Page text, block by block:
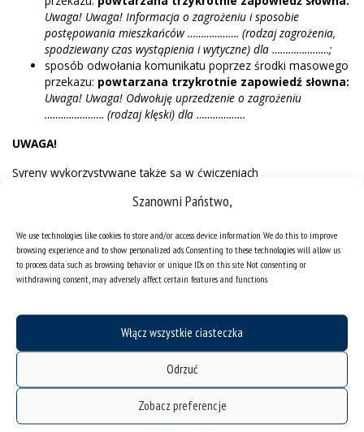
Szanowni Państwo,
We use technologies like cookies to store and/or access device information. We do this to improve
browsing experience and to show personalized ads. Consenting to these technologies will allow us
to process data such as browsing behavior or unique IDs on this site. Not consenting or
withdrawing consent, may adversely affect certain features and functions.
Włącz wszystkie ciasteczka
Odrzuć
Zobacz preferencje
Uwaga! Uwaga! Informacja o zagrożeniu i sposobie
postępowania mieszkańców ………………. (rodzaj zagrożenia,
spodziewany czas wystąpienia i wytyczne) dla …………………;
sposób odwołania komunikatu poprzez środki masowego
przekazu: powtarzana trzykrotnie zapowiedź słowna:
Uwaga! Uwaga! Odwołuję uprzedzenie o zagrożeniu
…………………. (rodzaj klęski) dla ………………
UWAGA!
Syreny wykorzystywane także są w ćwiczeniach
ćwiczeniu przekazywana jest przez wojewodów do mediów co
Właściwe zachowanie się wobec ataku
powietrznego:
sygnał.
Włącz radio lub telewizję.
Zabezpiecz mieszkanie, stanowisko pracy.
Odejdź od okna – okno działa jak mini bomba: szkło
rozpryskuje się jak ostrza. Okno to najniebezpieczniejsze
miejsce. Odejdź jak najdalej. Najlepiej w głąb mieszkania.
KONIECZNIE NALEŻY MIEĆ NA SOBIE BUTY! – Szkło i ułamki.